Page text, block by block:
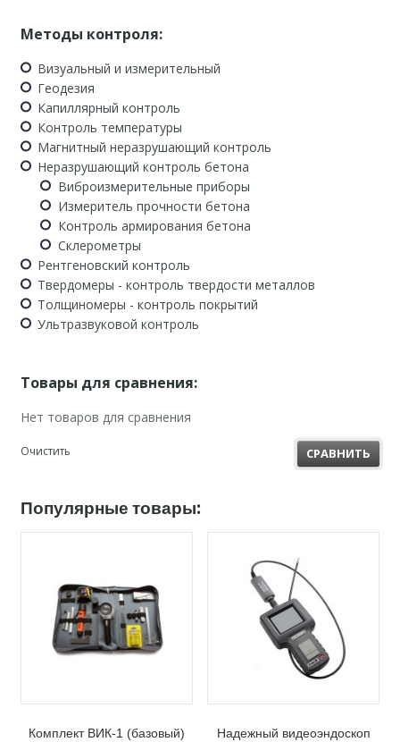
Методы контроля:
Визуальный и измерительный
Геодезия
Капиллярный контроль
Контроль температуры
Магнитный неразрушающий контроль
Неразрушающий контроль бетона
Виброизмерительные приборы
Измеритель прочности бетона
Контроль армирования бетона
Склерометры
Рентгеновский контроль
Твердомеры - контроль твердости металлов
Толщиномеры - контроль покрытий
Ультразвуковой контроль
Товары для сравнения:
Нет товаров для сравнения
Очистить СРАВНИТЬ
Популярные товары:
Комплект ВИК-1 (базовый)
Надежный видеоэндоскоп